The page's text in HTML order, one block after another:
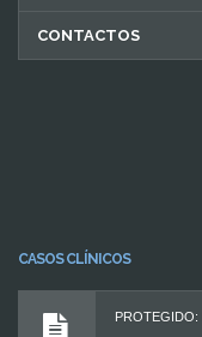
CONTACTOS
CASOS CLÍNICOS
PROTEGIDO: